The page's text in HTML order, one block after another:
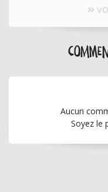
Aucun
Soyez le